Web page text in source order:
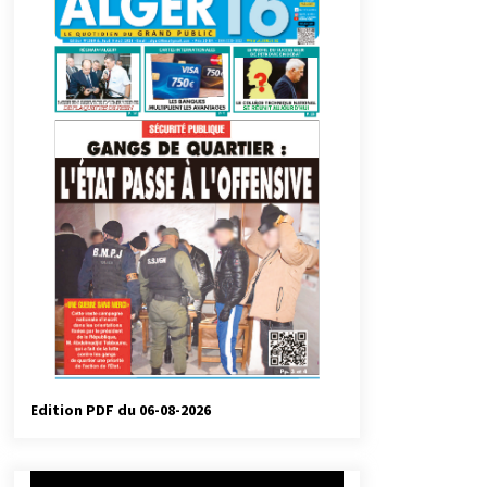
automatiques
3 jours ago
Droit de change : Le CPA lance une
carte VISA dédiée aux voyages à
l’étranger
1 semaine ago
Droit à l’affiliation au régime
national de retraite : Coup d’envoi
d’une campagne de sensibilisation
au profit de la communauté
nationale à l’étranger
2 semaines ago
Université Alger 3 : Lancement d’un
master à cursus intégré à la licence
en communication en langue
amazighe
3 semaines ago
Edition PDF du 06-08-2026